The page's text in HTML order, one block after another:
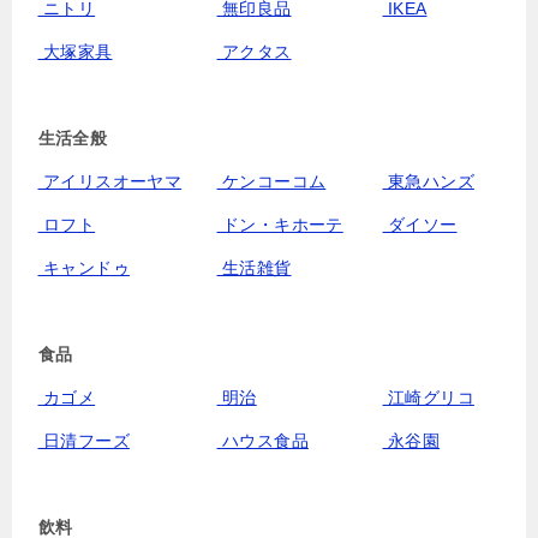
ニトリ 無印良品 IKEA
大塚家具 アクタス
生活全般
アイリスオーヤマ ケンコーコム 東急ハンズ
ロフト ドン・キホーテ ダイソー
キャンドゥ 生活雑貨
食品
カゴメ 明治 江崎グリコ
日清フーズ ハウス食品 永谷園
飲料